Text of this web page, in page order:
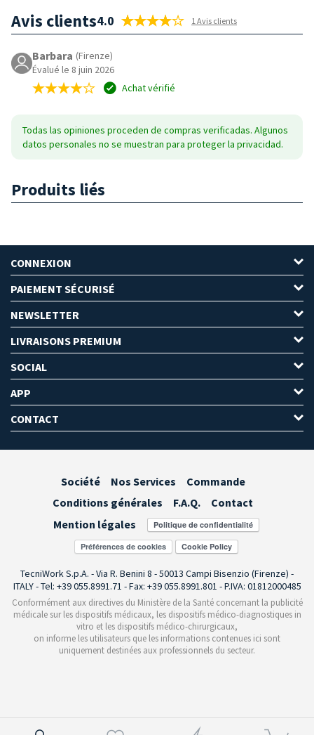
Avis clients4.0 1 Avis clients
Barbara (Firenze)
Évalué le 8 juin 2026
Achat vérifié
Todas las opiniones proceden de compras verificadas. Algunos
datos personales no se muestran para proteger la privacidad.
Produits liés
CONNEXION
PAIEMENT SÉCURISÉ
NEWSLETTER
LIVRAISONS PREMIUM
SOCIAL
APP
CONTACT
Société Nos Services
Commande
Conditions générales
F.A.Q.
Contact
Mention légales
Préférences de cookies
TecniWork S.p.A. - Via R. Benini 8 - 50013 Campi Bisenzio (Firenze) -
ITALY - Tel: +39 055.8991.71 - Fax: +39 055.8991.801 - P.IVA: 01812000485
Conformément aux directives du Ministère de la Santé concernant la publicité
médicale sur les dispositifs médicaux, les dispositifs médico-diagnostiques in
vitro et les dispositifs médico-chirurgicaux,
on informe les utilisateurs que les informations contenues ici sont
uniquement destinées aux professionnels du secteur.